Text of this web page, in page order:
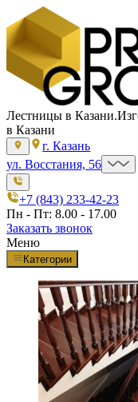
Лестницы в Казани.
в Казани
г. Казань
ул. Восстания, 56
+7 (843) 233-42-23
Пн - Пт: 8.00 - 17.00
Заказать звонок
Меню
Категории